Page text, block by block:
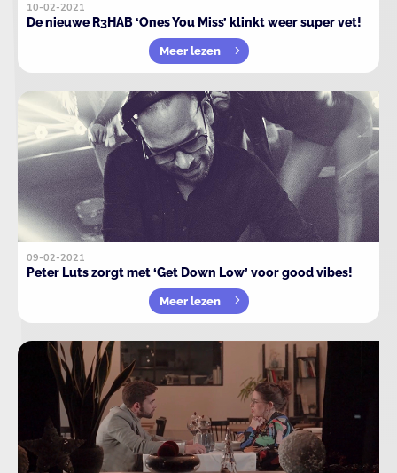
10-02-2021
De nieuwe R3HAB ‘Ones You Miss’ klinkt weer super vet!
Meer lezen
09-02-2021
Peter Luts zorgt met ‘Get Down Low’ voor good vibes!
Meer lezen